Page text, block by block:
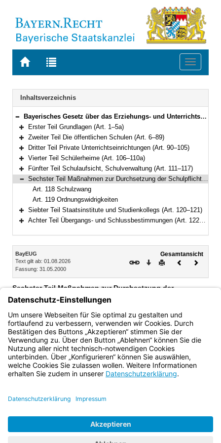
Zur
BAYERN.RECHT
Zur
letzten
Suche
Toggle
Navigation
Inhaltsverzeichnis
Bereich reduzieren
Bayerisches Gesetz über das Erziehungs- und Unterrichtswesen (BayEUG) in der Fassung der Bekanntmachung vom 31. Mai 2000 (GVBl. S. 414, 632) BayRS 2230-1-1-K (Art. 1–125)
Bereich erweitern
Erster Teil Grundlagen (Art. 1–5a)
Bereich erweitern
Zweiter Teil Die öffentlichen Schulen (Art. 6–89)
Bereich erweitern
Dritter Teil Private Unterrichtseinrichtungen (Art. 90–105)
Bereich erweitern
Vierter Teil Schülerheime (Art. 106–110a)
Bereich erweitern
Fünfter Teil Schulaufsicht, Schulverwaltung (Art. 111–117)
Bereich reduzieren
Sechster Teil Maßnahmen zur Durchsetzung der Schulpflicht, Ordnungswidrigkeiten (Art. 118–119)
Art. 118 Schulzwang
Art. 119 Ordnungswidrigkeiten
Bereich erweitern
Siebter Teil Staatsinstitute und Studienkollegs (Art. 120–121)
Achter Teil Übergangs- und Schlussbestimmungen (Art. 122–125)
Inhalt
BayEUG
Text gilt ab: 01.08.2026
Fassung: 31.05.2000
Gesamtansicht
Download
DruckenVorheriges
Sechster Teil Maßnahmen zur Durchsetzung der
Schulpflicht, Ordnungswidrigkeiten
Art. 118 Schulzwang
Art. 119 Ordnungswidrigkeiten
Bayern.de
BayernPortal
Impressum